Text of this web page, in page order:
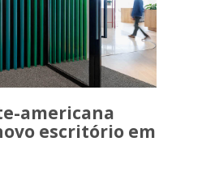
americana
escritório em